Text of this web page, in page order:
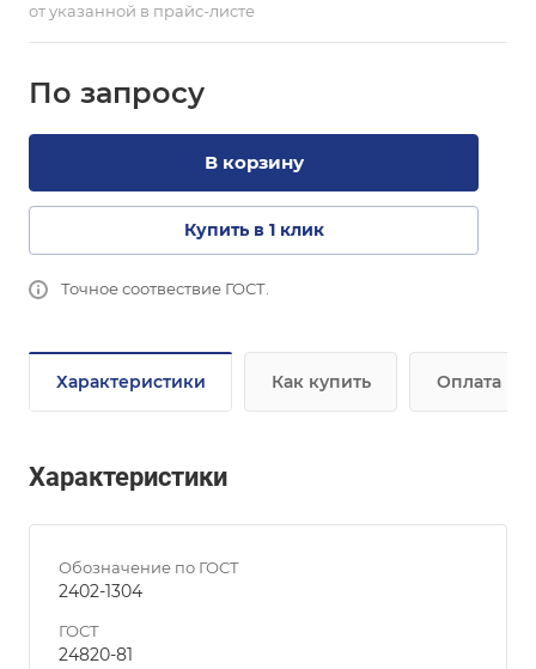
от указанной в прайс-листе
По запросу
В корзину
Купить в 1 клик
Точное соотвествие ГОСТ.
Характеристики Как купить Оплата
Характеристики
Обозначение по ГОСТ
2402-1304
ГОСТ
24820-81